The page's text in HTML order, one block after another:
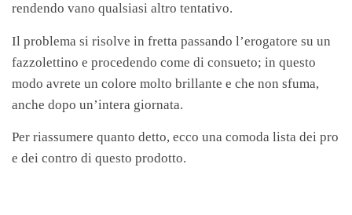
rendendo vano qualsiasi altro tentativo.
Il problema si risolve in fretta passando l’erogatore su un
fazzolettino e procedendo come di consueto; in questo
modo avrete un colore molto brillante e che non sfuma,
anche dopo un’intera giornata.
Per riassumere quanto detto, ecco una comoda lista dei pro
e dei contro di questo prodotto.